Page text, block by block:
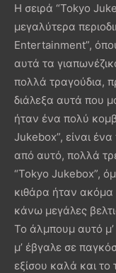
Η σειρά “Tokyo
μεγαλύτερα
Entertainment”,
αυτά τα
πολλά τραγούδια,
διάλεξα αυτά που
ήταν ένα πολύ
Jukebox”, είναι
από αυτό, πολλά
“Tokyo Jukebox”,
κιθάρα ήταν ακόμα
κάνω μεγάλες
Το άλμπουμ αυτό
μ’ έβγαλε σε
εξίσου καλά και